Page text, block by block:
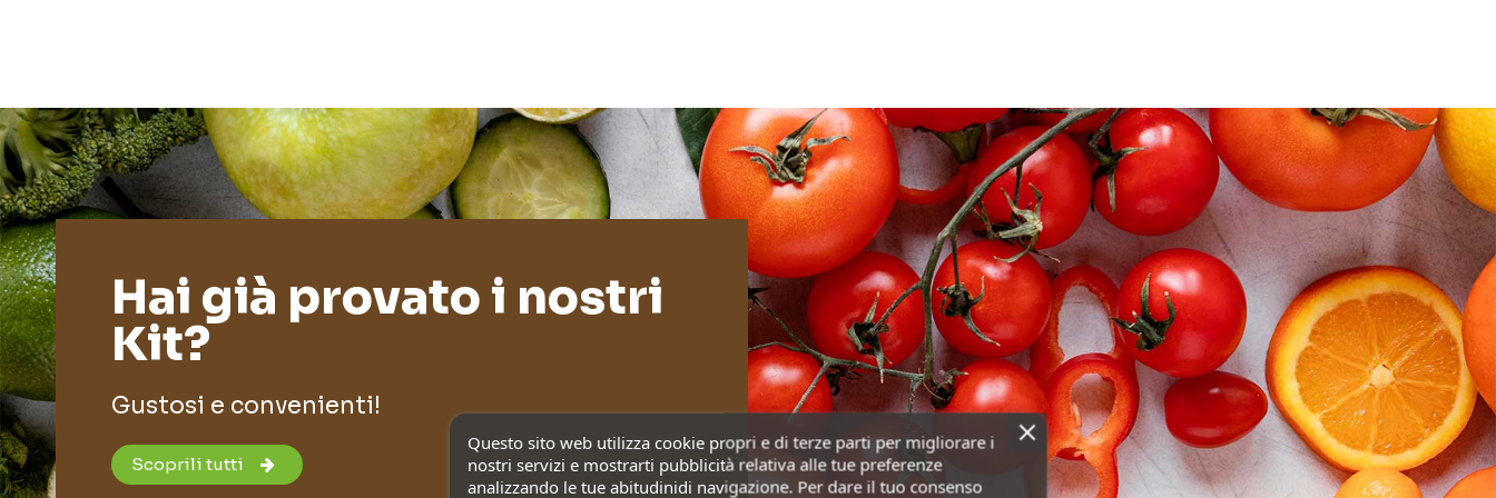
Hai già provato i nostri
Kit?
Gustosi e convenienti!
Scoprili tutti
Questo sito web utilizza cookie propri e di terze parti per migliorare i
nostri servizi e mostrarti pubblicità relativa alle tue preferenze
analizzando le tue abitudinidi navigazione. Per dare il tuo consenso